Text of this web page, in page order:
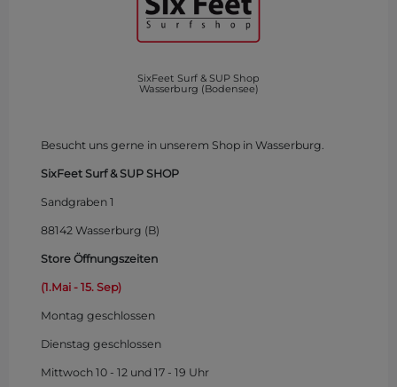
SixFeet Surf & SUP Shop
Wasserburg (Bodensee)
Besucht uns gerne in unserem Shop in Wasserburg.
SixFeet Surf & SUP SHOP
Sandgraben 1
88142 Wasserburg (B)
Store Öffnungszeiten
(1.Mai - 15. Sep)
Montag geschlossen
Dienstag geschlossen
Mittwoch 10 - 12 und 17 - 19 Uhr